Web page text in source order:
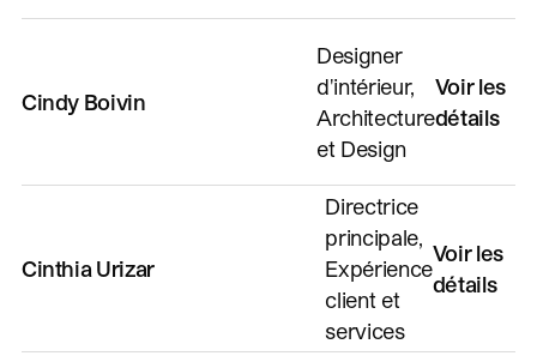
Cindy Boivin
Designer
d'intérieur,
Architecture
et Design
Voir les
détails
Cinthia Urizar
Directrice
principale,
Expérience
client et
services
Voir les
détails